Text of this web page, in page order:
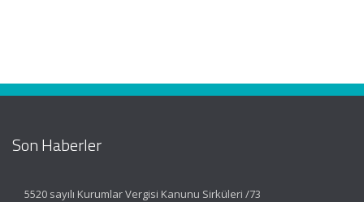
Son Haberler
5520 sayılı Kurumlar Vergisi Kanunu Sirküleri /73